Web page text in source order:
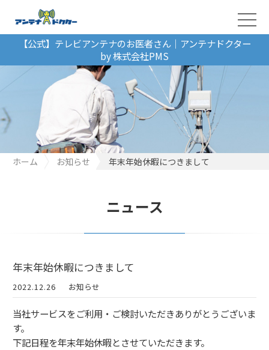
【公式】テレビアンテナのお医者さん｜アンテナドクター
by 株式会社PMS
ホーム お知らせ 年末年始休暇につきまして
ニュース
年末年始休暇につきまして
2022.12.26 お知らせ
当社サービスをご利用・ご検討いただきありがとうございま
す。
下記日程を年末年始休暇とさせていただきます。